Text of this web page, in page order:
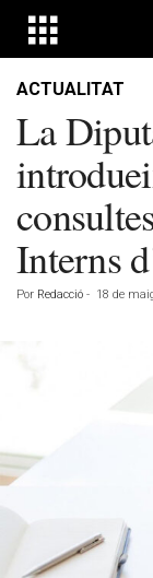
ACTUALITAT
La
Interns
Por Redacció - 18 de